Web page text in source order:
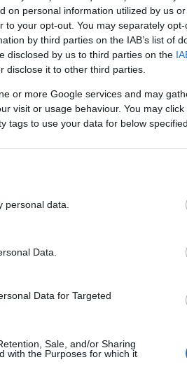
on personal information utilized by us
to your opt-out. You may separately
by third parties on the IAB’s list of
disclosed by us to third parties on the
disclose it to other third parties.
or more Google services and may
visit or usage behaviour. You may
tags to use your data for below
personal data.
Data.
Data for Targeted
Sale, and/or Sharing
with the Purposes for which it
bemutassa a hazai
a friss, független
TOVÁBB →
a hazai